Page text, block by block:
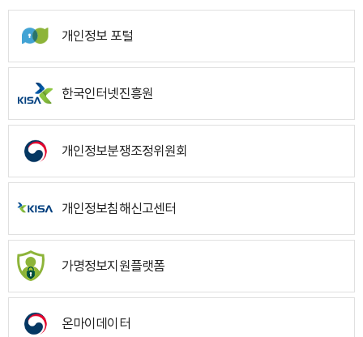
개인정보 포털
한국인터넷진흥원
개인정보분쟁조정위원회
개인정보침해신고센터
가명정보지원플랫폼
온마이데이터